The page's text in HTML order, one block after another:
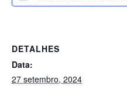
DETALHES
Data:
27 setembro, 2024